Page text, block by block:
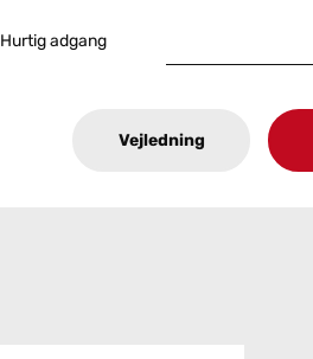
Hurtig adgang
Vejledning